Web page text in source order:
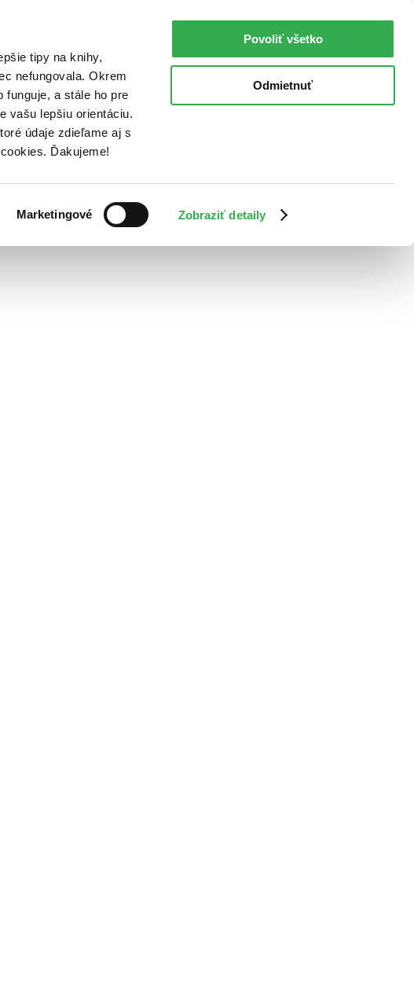
tipy na knihy,
nefungovala. Okrem
a stále ho pre
vašu lepšiu orientáciu.
údaje zdieľame aj s
Ďakujeme!
Marketingové Zobraziť detaily
Povoliť všetko
Odmietnuť